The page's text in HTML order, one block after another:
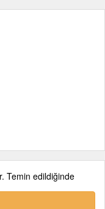
Temin edildiğinde